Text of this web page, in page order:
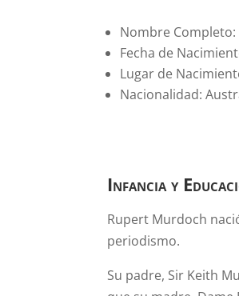
Nombre
Fecha de
Lugar de
Nacionalidad:
Infancia y
Rupert Murdoch
periodismo.
Su padre, Sir Keith